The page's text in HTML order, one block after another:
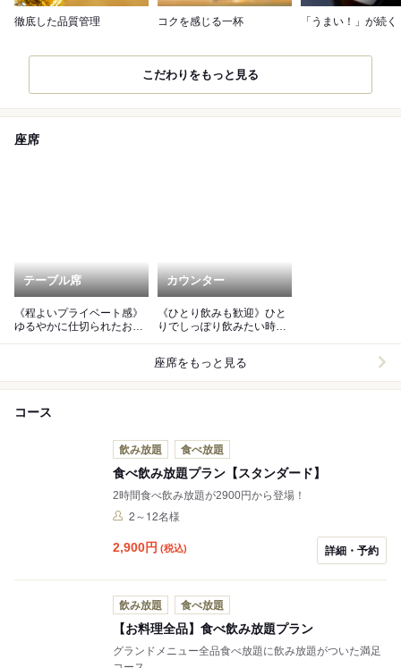
徹底した品質管理 コクを感じる一杯 「うまい！」が続く
こだわりをもっと見る
座席
テーブル席
《程よいプライベート感》
ゆるやかに仕切られたお席
カウンター
《ひとり飲みも歓迎》ひと
りでしっぽり飲みたい時に
座席をもっと見る
コース
飲み放題 食べ放題
食べ飲み放題プラン【スタンダード】
2時間食べ飲み放題が2900円から登場！
2～12名様
2,900円 (税込) 詳細・予約
飲み放題 食べ放題
【お料理全品】食べ飲み放題プラン
グランドメニュー全品食べ放題に飲み放題がついた満足